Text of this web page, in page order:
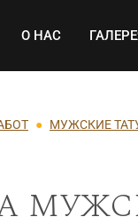
О НАС
МУЖСКИЕ